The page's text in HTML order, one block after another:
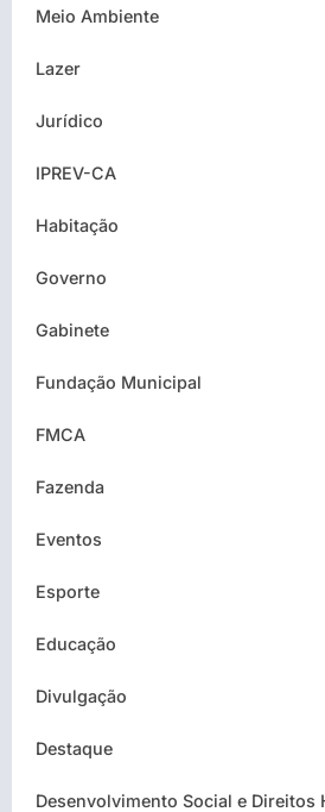
Meio Ambiente
Lazer
Jurídico
IPREV-CA
Habitação
Governo
Gabinete
Fundação Municipal
FMCA
Fazenda
Eventos
Esporte
Educação
Divulgação
Destaque
Desenvolvimento Social e Direitos